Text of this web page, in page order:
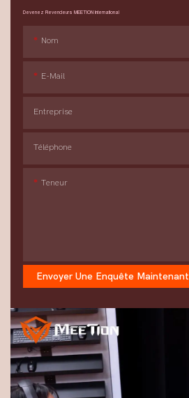
Devenez Revendeurs MEETION International
Nom
E-Mail
Entreprise
Téléphone
Teneur
Envoyer Une Enquête Maintenant